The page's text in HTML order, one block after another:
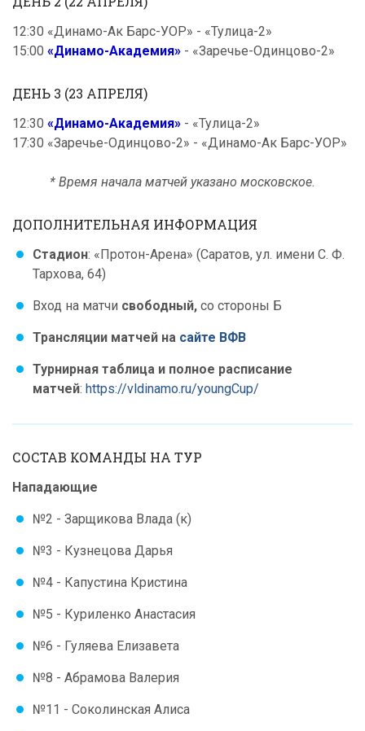
12:30 «Динамо-Ак Барс-УОР» - «Тулица-2»
15:00 «Динамо-Академия» - «Заречье-Одинцово-2»
ДЕНЬ 3 (23 АПРЕЛЯ)
12:30 «Динамо-Академия» - «Тулица-2»
17:30 «Заречье-Одинцово-2» - «Динамо-Ак Барс-УОР»
* Время начала матчей указано московское.
ДОПОЛНИТЕЛЬНАЯ ИНФОРМАЦИЯ
Стадион: «Протон-Арена» (Саратов, ул. имени С. Ф.
Тархова, 64)
Вход на матчи свободный, со стороны Б
Трансляции матчей на сайте ВФВ
Турнирная таблица и полное расписание
матчей: https://vldinamo.ru/youngCup/
СОСТАВ КОМАНДЫ НА ТУР
Нападающие
№2 - Зарщикова Влада (к)
№3 - Кузнецова Дарья
№4 - Капустина Кристина
№5 - Куриленко Анастасия
№6 - Гуляева Елизавета
№8 - Абрамова Валерия
№11 - Соколинская Алиса